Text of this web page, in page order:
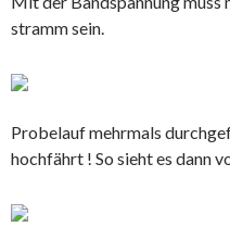
stramm sein.
Probelauf mehrmals
hochfährt ! So sieht es dann